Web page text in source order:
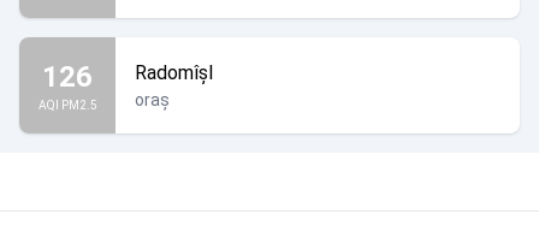
126
AQI PM2.5
Radomîșl
oraș